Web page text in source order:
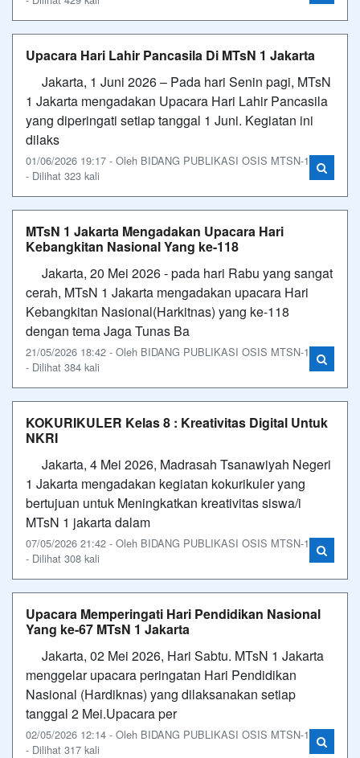
Upacara Hari Lahir Pancasila Di MTsN 1 Jakarta
Jakarta, 1 Juni 2026 – Pada hari Senin pagi, MTsN
1 Jakarta mengadakan Upacara Hari Lahir Pancasila
yang diperingati setiap tanggal 1 Juni. Kegiatan ini
dilaks
01/06/2026 19:17 - Oleh BIDANG PUBLIKASI OSIS MTSN-1
- Dilihat 323 kali
MTsN 1 Jakarta Mengadakan Upacara Hari
Kebangkitan Nasional Yang ke-118
Jakarta, 20 Mei 2026 - pada hari Rabu yang sangat
cerah, MTsN 1 Jakarta mengadakan upacara Hari
Kebangkitan Nasional(Harkitnas) yang ke-118
dengan tema Jaga Tunas Ba
21/05/2026 18:42 - Oleh BIDANG PUBLIKASI OSIS MTSN-1
- Dilihat 384 kali
KOKURIKULER Kelas 8 : Kreativitas Digital Untuk
NKRI
Jakarta, 4 Mei 2026, Madrasah Tsanawiyah Negeri
1 Jakarta mengadakan kegiatan kokurikuler yang
bertujuan untuk Meningkatkan kreativitas siswa/i
MTsN 1 jakarta dalam
07/05/2026 21:42 - Oleh BIDANG PUBLIKASI OSIS MTSN-1
- Dilihat 308 kali
Upacara Memperingati Hari Pendidikan Nasional
Yang ke-67 MTsN 1 Jakarta
Jakarta, 02 Mei 2026, Hari Sabtu. MTsN 1 Jakarta
menggelar upacara peringatan Hari Pendidikan
Nasional (Hardiknas) yang dilaksanakan setiap
tanggal 2 Mei.Upacara per
02/05/2026 12:14 - Oleh BIDANG PUBLIKASI OSIS MTSN-1
- Dilihat 317 kali